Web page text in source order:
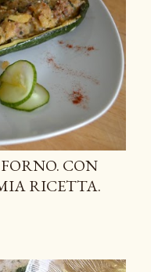
CON
RICETTA.